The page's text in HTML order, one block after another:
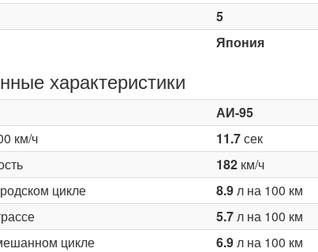
5
Япония
характеристики
АИ-95
км/ч
11.7сек
182км/ч
цикле
8.9л на 100 км
5.7л на 100 км
цикле
6.9л на 100 км